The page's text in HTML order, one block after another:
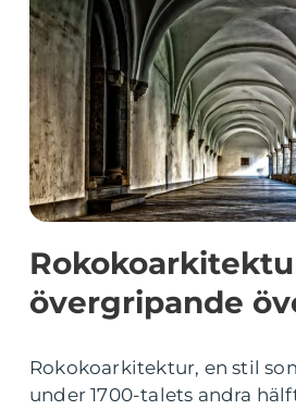
övergripande
Rokokoarkitektur, en stil
under 1700-talets andra